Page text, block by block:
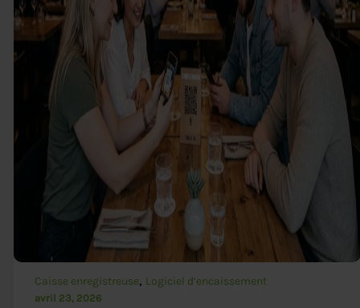
Caisse enregistreuse, Logiciel d’encaissement
avril 23, 2026